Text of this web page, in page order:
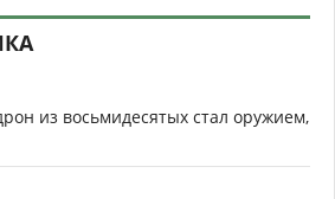
из восьмидесятых стал оружием,